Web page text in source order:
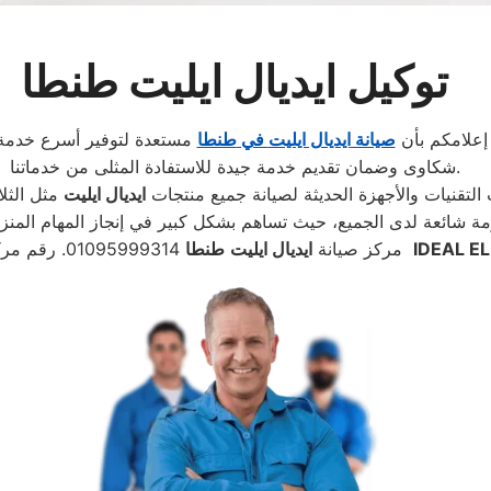
توكيل ايديال ايليت طنطا
بأن صيانةايديال ايليت فيطنطا مستعدة لتوفير أسرع
شكاوى وضمان تقديم خدمة جيدة للاستفادة المثلى من خدماتنا.
والأجهزة الحديثة لصيانة جميع منتجاتايديال ايليت مثل
مركز صيانة ايديال ايليت طنطا IDEAL